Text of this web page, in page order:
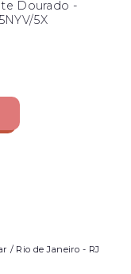
Dourado -
5X
/ Rio de Janeiro - RJ